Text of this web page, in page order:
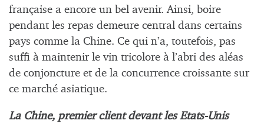
française a encore un bel avenir. Ainsi, boire
pendant les repas demeure central dans certains
pays comme la Chine. Ce qui n’a, toutefois, pas
suffi à maintenir le vin tricolore à l’abri des aléas
de conjoncture et de la concurrence croissante sur
ce marché asiatique.
La Chine, premier client devant les Etats-Unis